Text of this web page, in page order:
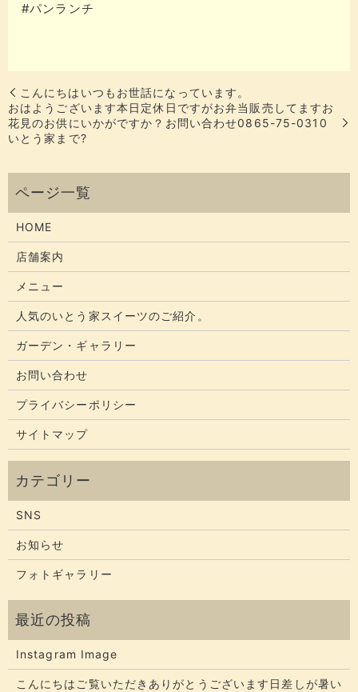
#パンランチ
こんにちはいつもお世話になっています。
おはようございます本日定休日ですがお弁当販売してますお
花見のお供にいかがですか？お問い合わせ0865-75-0310
いとう家まで?
HOME
店舗案内
メニュー
人気のいとう家スイーツのご紹介。
ガーデン・ギャラリー
お問い合わせ
プライバシーポリシー
サイトマップ
SNS
お知らせ
フォトギャラリー
Instagram Image
こんにちはご覧いただきありがとうございます​​​日差しが暑い